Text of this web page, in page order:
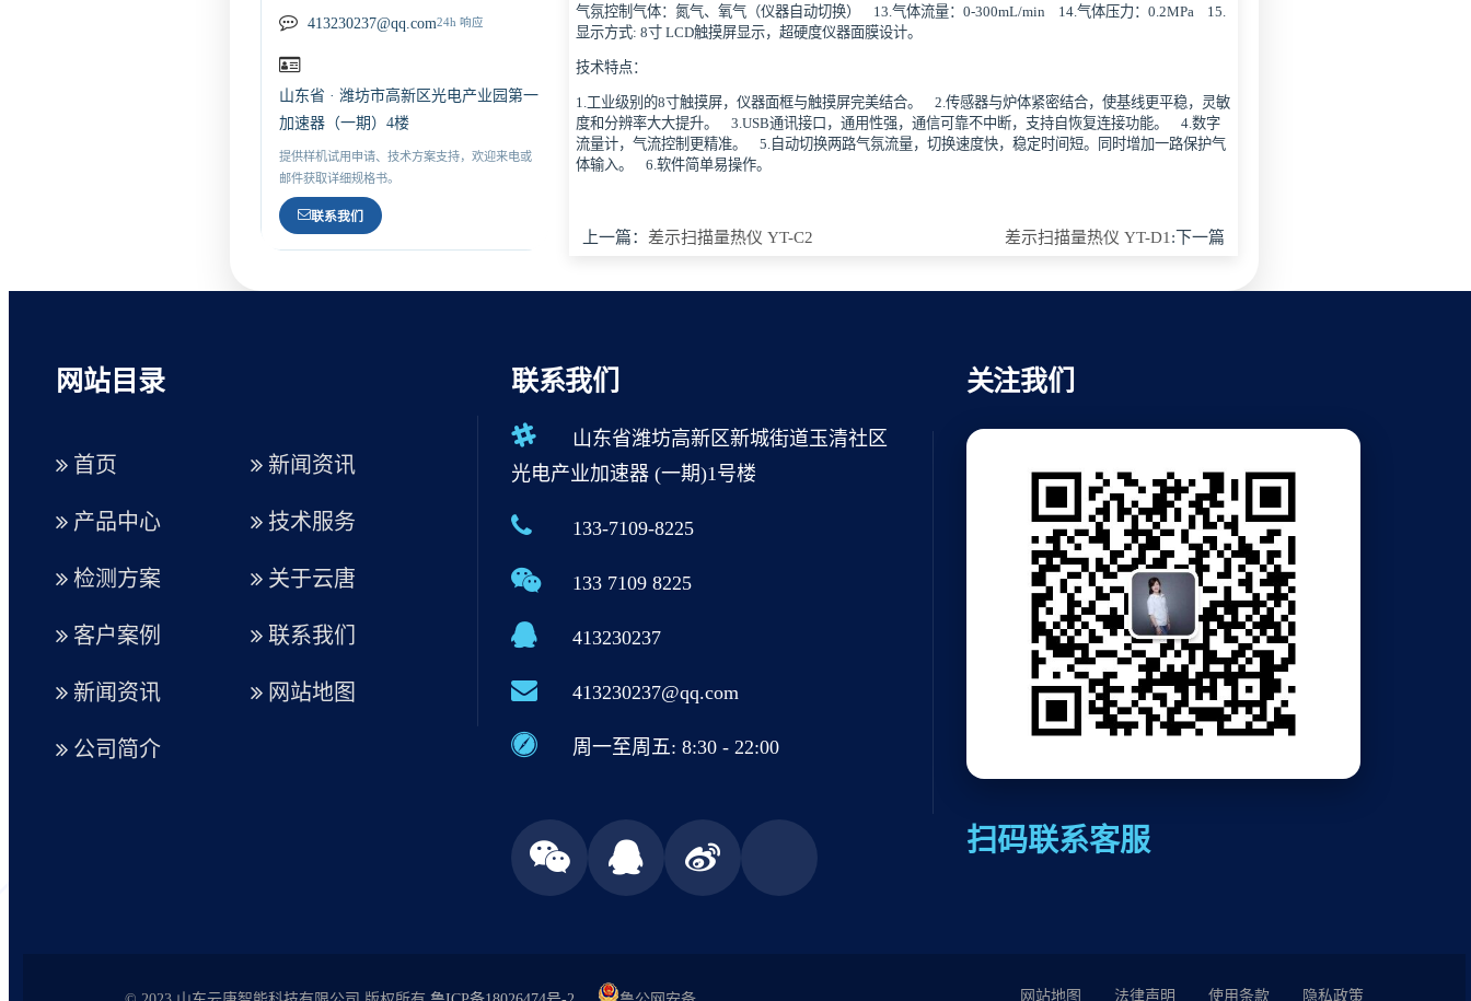
413230237@qq.com24h 响应
山东省 · 潍坊市高新区光电产业园第一
加速器（一期）4楼
提供样机试用申请、技术方案支持，欢迎来电或
邮件获取详细规格书。
联系我们
气氛控制气体：氮气、氧气（仪器自动切换） 13.气体流量：0-300mL/min 14.气体压力：0.2MPa 15.
显示方式: 8寸 LCD触摸屏显示，超硬度仪器面膜设计。
技术特点：
1.工业级别的8寸触摸屏，仪器面框与触摸屏完美结合。 2.传感器与炉体紧密结合，使基线更平稳，灵敏
度和分辨率大大提升。 3.USB通讯接口，通用性强，通信可靠不中断，支持自恢复连接功能。 4.数字
流量计，气流控制更精准。 5.自动切换两路气氛流量，切换速度快，稳定时间短。同时增加一路保护气
体输入。 6.软件简单易操作。
上一篇： 差示扫描量热仪 YT-C2 差示扫描量热仪 YT-D1 :下一篇
网站目录
首页
产品中心
检测方案
客户案例
新闻资讯
公司简介
新闻资讯
技术服务
关于云唐
联系我们
网站地图
联系我们
山东省潍坊高新区新城街道玉清社区
光电产业加速器 (一期)1号楼
133-7109-8225
133 7109 8225
413230237
413230237@qq.com
周一至周五: 8:30 - 22:00
关注我们
扫码联系客服
隐私政策
使用条款
法律声明
网站地图